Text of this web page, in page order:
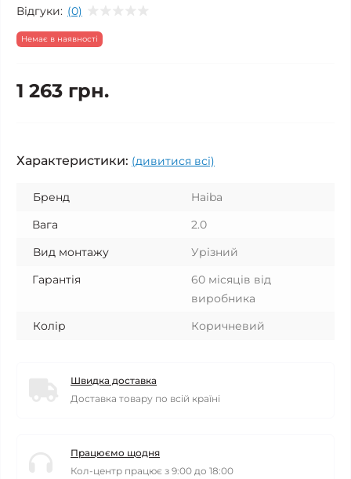
Відгуки: (0)
Немає в наявності
1 263 грн.
Характеристики: (дивитися всі)
Бренд
Haiba
Вага
2.0
Вид монтажу
Урізний
Гарантія
60 місяців від
виробника
Колір
Коричневий
Швидка доставка
Доставка товару по всій країні
Працюємо щодня
Кол-центр працює з 9:00 до 18:00